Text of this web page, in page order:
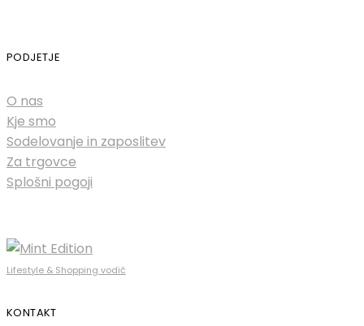
PODJETJE
O nas
Kje smo
Sodelovanje in zaposlitev
Za trgovce
Splošni pogoji
Lifestyle & Shopping vodič
KONTAKT